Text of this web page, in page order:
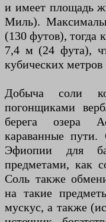
и имеет площадь
Миль).
(130 футов), тогда
7,4 м (24 фута),
кубических
Добыча соли
погонщиками
берега озера
караванные
Эфиопии для
предметами, как
Соль также
на такие
мускус, а также